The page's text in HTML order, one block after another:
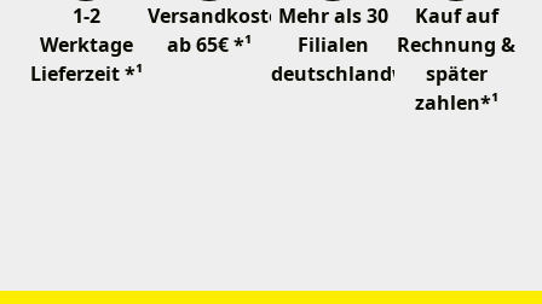
1-2
Werktage
Lieferzeit *¹
Versandkostenfrei
ab 65€ *¹
Mehr als 30
Filialen
deutschlandweit
Kauf auf
Rechnung &
später
zahlen*¹